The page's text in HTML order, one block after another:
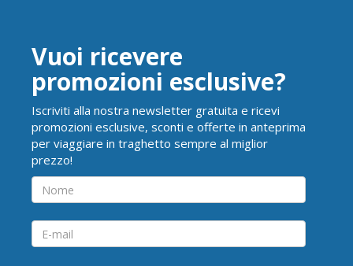
Vuoi ricevere
promozioni esclusive?
Iscriviti alla nostra newsletter gratuita e ricevi
promozioni esclusive, sconti e offerte in anteprima
per viaggiare in traghetto sempre al miglior
prezzo!